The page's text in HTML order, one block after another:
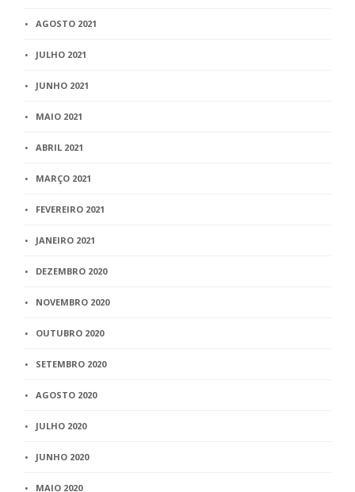
AGOSTO 2021
JULHO 2021
JUNHO 2021
MAIO 2021
ABRIL 2021
MARÇO 2021
FEVEREIRO 2021
JANEIRO 2021
DEZEMBRO 2020
NOVEMBRO 2020
OUTUBRO 2020
SETEMBRO 2020
AGOSTO 2020
JULHO 2020
JUNHO 2020
MAIO 2020